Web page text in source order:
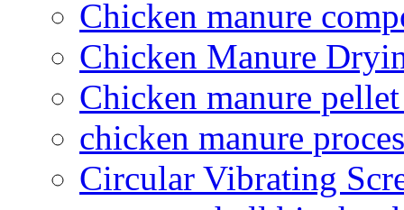
Chicken manure
Chicken Manure
Chicken manure
chicken manure
Circular Vibrating